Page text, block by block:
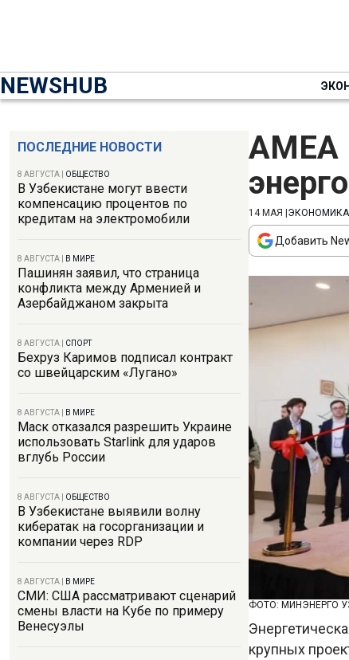
NEWSHUB
ПОСЛЕДНИЕ НОВОСТИ
8 АВГУСТА ОБЩЕСТВО
В Узбекистане могут ввести
компенсацию процентов по
кредитам на электромобили
8 АВГУСТА В МИРЕ
Пашинян заявил, что страница
конфликта между Арменией и
Азербайджаном закрыта
8 АВГУСТА СПОРТ
Бехруз Каримов подписал контракт
со швейцарским «Лугано»
8 АВГУСТА В МИРЕ
Маск отказался разрешить Украине
использовать Starlink для ударов
вглубь России
8 АВГУСТА ОБЩЕСТВО
В Узбекистане выявили волну
кибератак на госорганизации и
компании через RDP
8 АВГУСТА В МИРЕ
СМИ: США рассматривают сценарий
смены власти на Кубе по примеру
Венесуэлы
AMEA
14 МАЯ ЭКОНОМИКА
Добавить
ФОТО: МИНЭНЕРГО
крупных